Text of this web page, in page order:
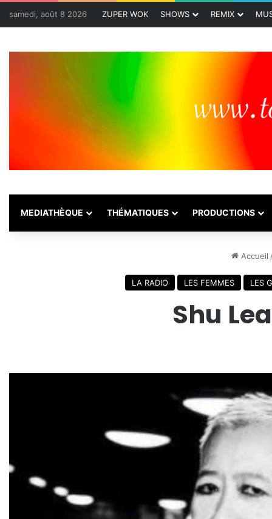
samedi, août 8 2026 ZUPER WOK SHOWS REMIX
MEDIATHÈQUE THÉMATIQUES PRODUCTIONS
Accueil
LA RADIO LES FEMMES LES
Shu